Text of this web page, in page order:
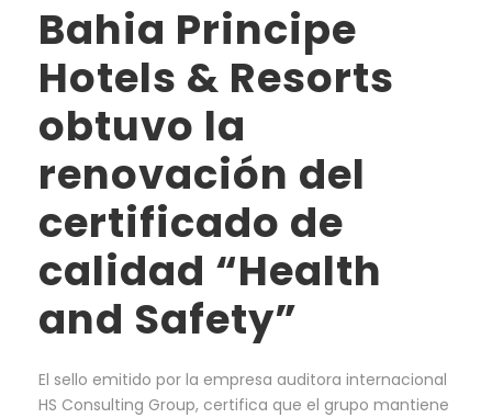
Bahia Principe
Hotels & Resorts
obtuvo la
renovación del
certificado de
calidad “Health
and Safety”
El sello emitido por la empresa auditora internacional
HS Consulting Group, certifica que el grupo mantiene